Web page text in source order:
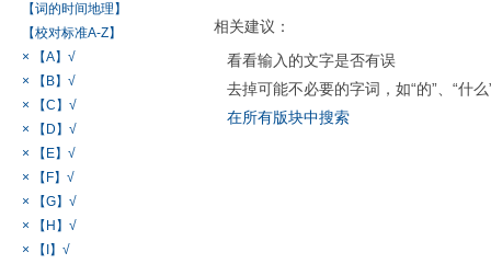
【词的时间地理】
【校对标准A-Z】
× 【A】√
× 【B】√
× 【C】√
× 【D】√
× 【E】√
× 【F】√
× 【G】√
× 【H】√
× 【I】√
相关建议：
看看输入的文字是否有误
去掉可能不必要的字词，如“的”、“什么
在所有版块中搜索